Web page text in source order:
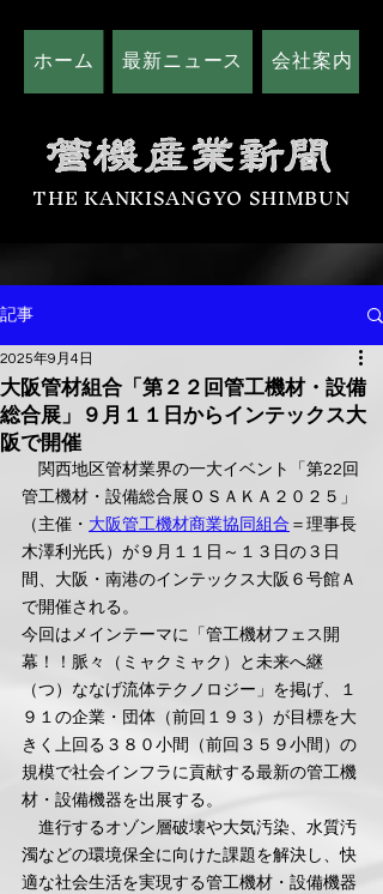
ホーム 最新ニュース 会社案内
THE KANKISANGYO SHIMBUN
記事
大阪管材組合「第２２回管工機材・設備
総合展」９月１１日からインテックス大
阪で開催
2025年9月4日
関西地区管材業界の一大イベント「第22回
管工機材・設備総合展ＯＳＡＫＡ２０２５」
（主催・ 大阪管工機材商業協同組合 ＝理事長
木澤利光氏）が９月１１日～１３日の３日
間、大阪・南港のインテックス大阪６号館Ａ
で開催される。
今回はメインテーマに「管工機材フェス開
幕！！脈々（ミャクミャク）と未来へ継
（つ）ななげ流体テクノロジー」を掲げ、１
９１の企業・団体（前回１９３）が目標を大
きく上回る３８０小間（前回３５９小間）の
規模で社会インフラに貢献する最新の管工機
材・設備機器を出展する。
進行するオゾン層破壊や大気汚染、水質汚
濁などの環境保全に向けた課題を解決し、快
適な社会生活を実現する管工機材・設備機器